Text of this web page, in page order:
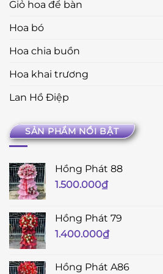
Giỏ hoa để bàn
Hoa bó
Hoa chia buồn
Hoa khai trương
Lan Hồ Điệp
SẢN PHẨM NỔI BẬT
Hồng Phát 88
1.500.000₫
Hồng Phát 79
1.400.000₫
Hồng Phát A86